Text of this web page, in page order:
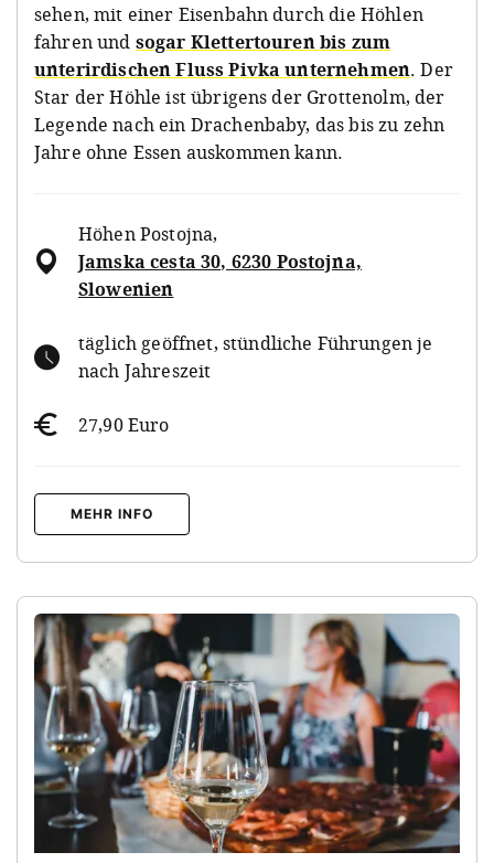
sehen, mit einer Eisenbahn durch die Höhlen
fahren und sogar Klettertouren bis zum
unterirdischen Fluss Pivka unternehmen. Der
Star der Höhle ist übrigens der Grottenolm, der
Legende nach ein Drachenbaby, das bis zu zehn
Jahre ohne Essen auskommen kann.
Höhen Postojna,
Jamska cesta 30, 6230 Postojna,
Slowenien
täglich geöffnet, stündliche Führungen je
nach Jahreszeit
27,90 Euro
MEHR INFO